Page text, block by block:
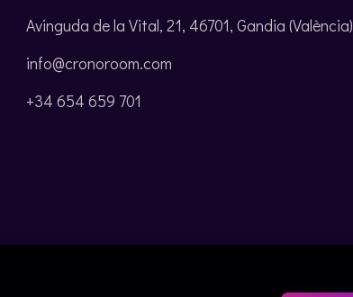
Avinguda de la Vital, 21, 46701, Gandia (València)
info@cronoroom.com
+34 654 659 701